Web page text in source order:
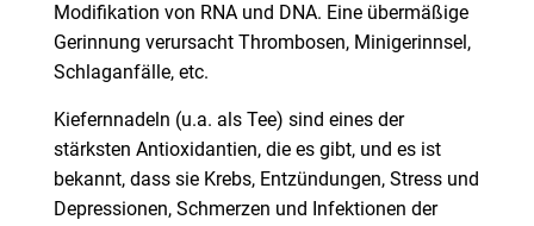
Modifikation von RNA und DNA. Eine übermäßige
Gerinnung verursacht Thrombosen, Minigerinnsel,
Schlaganfälle, etc.
Kiefernnadeln (u.a. als Tee) sind eines der
stärksten Antioxidantien, die es gibt, und es ist
bekannt, dass sie Krebs, Entzündungen, Stress und
Depressionen, Schmerzen und Infektionen der